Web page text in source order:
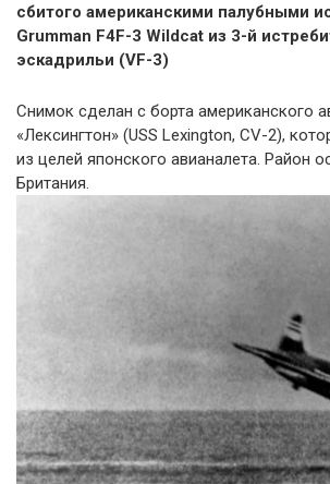
сбитого американскими палубными
Grumman F4F-3 Wildcat из 3-й
эскадрильи (VF-3)
Снимок сделан с борта американского
«Лексингтон» (USS Lexington, CV-2),
из целей японского авианалета. Район
Британия.